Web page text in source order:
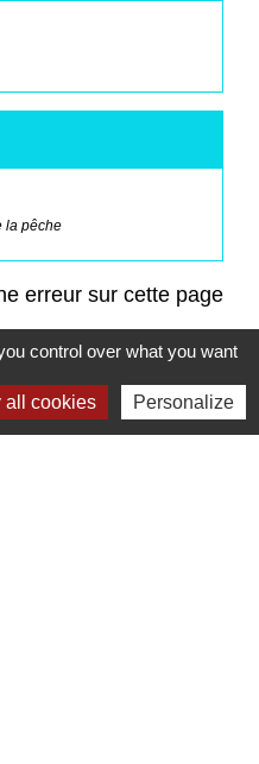
la pêche
erreur sur cette page
control over what you want
all cookies Personalize